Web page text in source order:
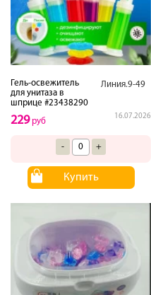
Гель-освежитель
для унитаза в
шприце #23438290
Линия.9-49
16.07.2026
229руб
- +
Купить